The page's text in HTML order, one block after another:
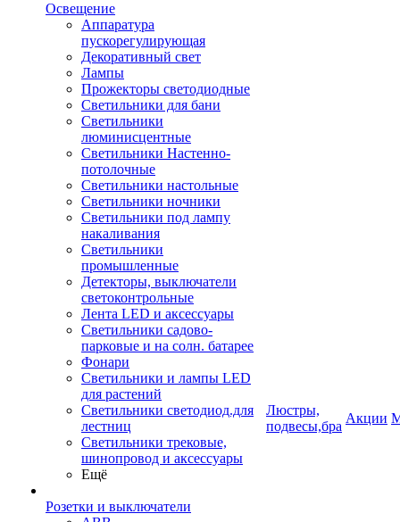
Освещение
Аппаратура
пускорегулирующая
Декоративный свет
Лампы
Прожекторы светодиодные
Светильники для бани
Светильники
люминисцентные
Светильники Настенно-
потолочные
Светильники настольные
Светильники ночники
Светильники под лампу
накаливания
Светильники
промышленные
Детекторы, выключатели
светоконтрольные
Лента LED и аксессуары
Светильники садово-
парковые и на солн. батарее
Фонари
Светильники и лампы LED
для растений
Светильники светодиод.для
лестниц
Светильники трековые,
шинопровод и аксессуары
Ещё
Розетки и выключатели
Люстры,
подвесы,бра
Акции